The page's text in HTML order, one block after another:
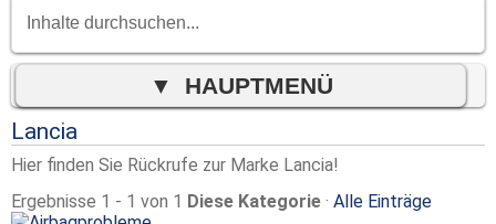
Lancia
Hier finden Sie Rückrufe zur Marke Lancia!
Ergebnisse 1 - 1 von 1 Diese Kategorie · Alle Einträge